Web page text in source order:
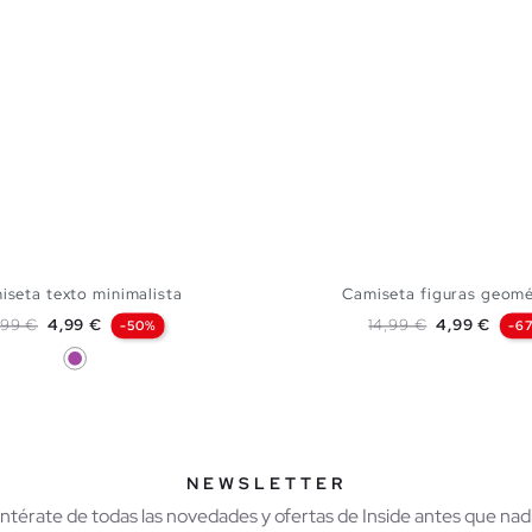
AÑADIR A MI CESTA
texto minimalista
base
€ Precio
4,99 € -50%
Morado
Camiseta figuras
Precio base
14,99 € Precio
4,99 € -
NEWSLETTER
de todas las novedades y ofertas de Inside antes que